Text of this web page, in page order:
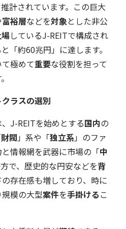
計されています。この巨大
富裕層などを対象とした非公
しているJ-REITで構成され
「約60兆円」に達します。
極めて重要な役割を担って
ラスの選別
J-REITを始めとする国内の
財閥」系や「独立系」のファ
と情報網を武器に市場の「中
で、歴史的な円安などを背
存在感も増しており、時に
模の大型案件を手掛ける こ